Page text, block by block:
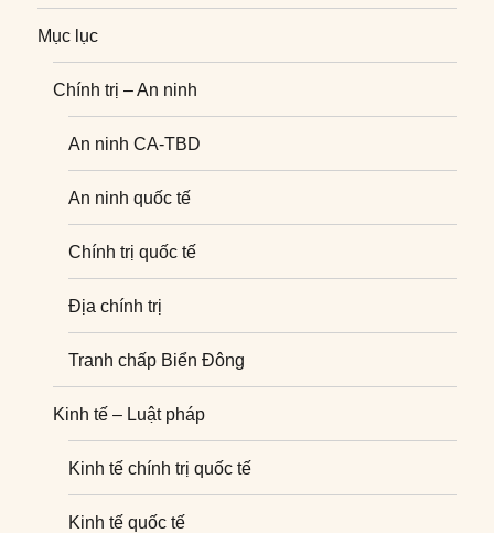
Mục lục
Chính trị – An ninh
An ninh CA-TBD
An ninh quốc tế
Chính trị quốc tế
Địa chính trị
Tranh chấp Biển Đông
Kinh tế – Luật pháp
Kinh tế chính trị quốc tế
Kinh tế quốc tế